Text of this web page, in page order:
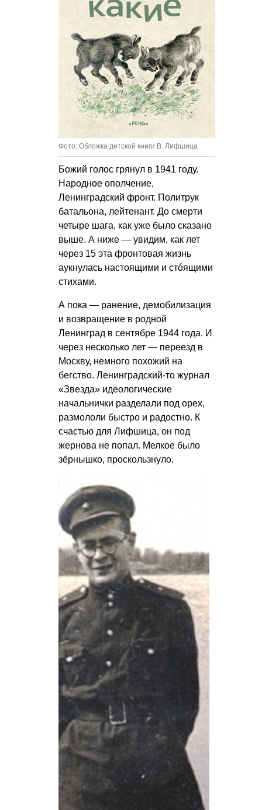
Фото: Обложка детской книги В. Лифшица
Божий голос грянул в 1941 году.
Народное ополчение,
Ленинградский фронт. Политрук
батальона, лейтенант. До смерти
четыре шага, как уже было сказано
выше. А ниже — увидим, как лет
через 15 эта фронтовая жизнь
аукнулась настоящими и стóящими
стихами.
А пока — ранение, демобилизация
и возвращение в родной
Ленинград в сентябре 1944 года. И
через несколько лет — переезд в
Москву, немного похожий на
бегство. Ленинградский-то журнал
«Звезда» идеологические
начальнички разделали под орех,
размололи быстро и радостно. К
счастью для Лифшица, он под
жернова не попал. Мелкое было
зёрнышко, проскользнуло.